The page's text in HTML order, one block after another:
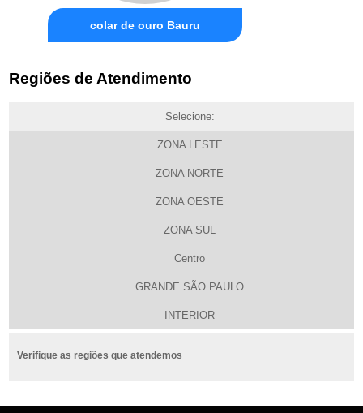
colar de ouro Bauru
Regiões de Atendimento
Selecione:
ZONA LESTE
ZONA NORTE
ZONA OESTE
ZONA SUL
Centro
GRANDE SÃO PAULO
INTERIOR
Verifique as regiões que atendemos